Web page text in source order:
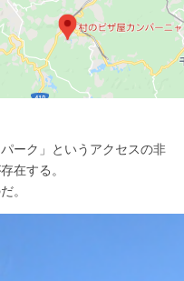
ーク」というアクセスの非
在する。
。